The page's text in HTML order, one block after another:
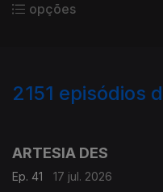
opções
2151 episódios
ARTESIA DES
Ep. 41
17 jul. 2026